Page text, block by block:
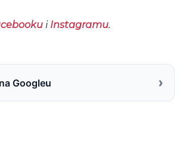
i Instagramu.
Googleu ›